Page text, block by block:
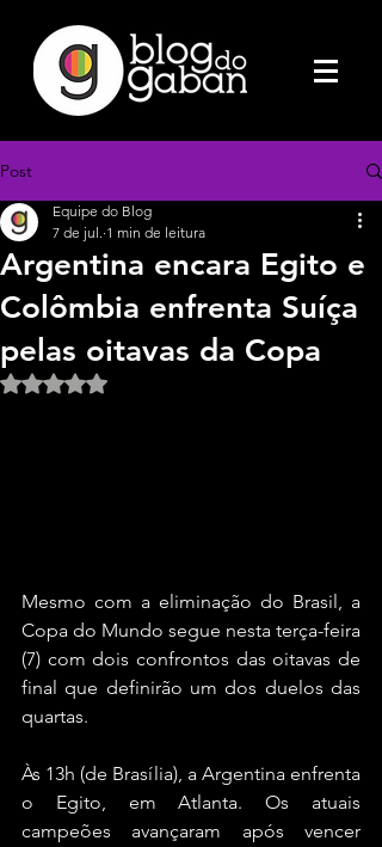
Post
Argentina encara Egito e
Colômbia enfrenta Suíça
pelas oitavas da Copa
Equipe do Blog
7 de jul. 1 min de leitura
Avaliado com NaN de 5 estrelas.
Mesmo com a eliminação do Brasil, a
Copa do Mundo segue nesta terça-feira
(7) com dois confrontos das oitavas de
final que definirão um dos duelos das
quartas.
Às 13h (de Brasília), a Argentina enfrenta
o Egito, em Atlanta. Os atuais
campeões avançaram após vencer